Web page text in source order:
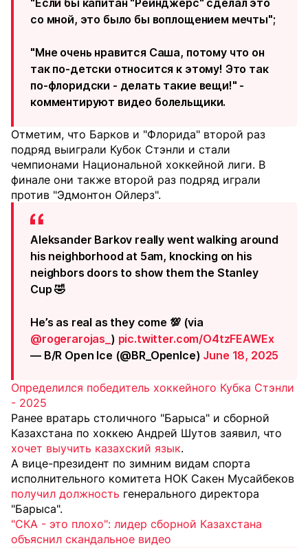
"Если бы капитан "Рейнджерс" сделал это
со мной, это было бы воплощением мечты";
"Мне очень нравится Саша, потому что он
так по-детски относится к этому! Это так
по-флоридски - делать такие вещи!" -
комментируют видео болельщики.
Отметим, что Барков и "Флорида" второй раз
подряд выиграли Кубок Стэнли и стали
чемпионами Национальной хоккейной лиги. В
финале они также второй раз подряд играли
против "Эдмонтон Ойлерз".
Aleksander Barkov really went walking around
his neighborhood at 5am, knocking on his
neighbors doors to show them the Stanley
Cup 🤣
He’s as real as they come 💯 (via
@rogerarojas_ ) pic.twitter.com/O4tzFEAWEx
— B/R Open Ice (@BR_OpenIce) June 18, 2025
Определился победитель хоккейного Кубка Стэнли
- 2025
Ранее вратарь столичного "Барыса" и сборной
Казахстана по хоккею Андрей Шутов заявил, что
хочет выучить казахский язык.
А вице-президент по зимним видам спорта
исполнительного комитета НОК Сакен Мусайбеков
получил должность генерального директора
"Барыса".
"СКА - это плохо": лидер сборной Казахстана
объяснил скандальное видео